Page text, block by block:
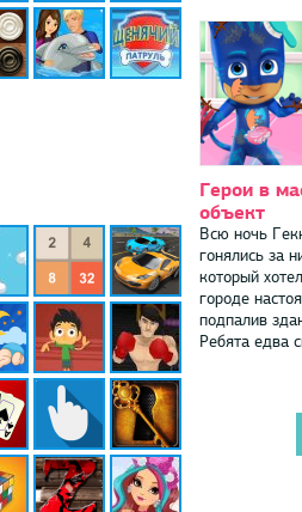
Герои в
объект
Всю ночь
гонялись за
который
городе
подпалив
Ребята едва